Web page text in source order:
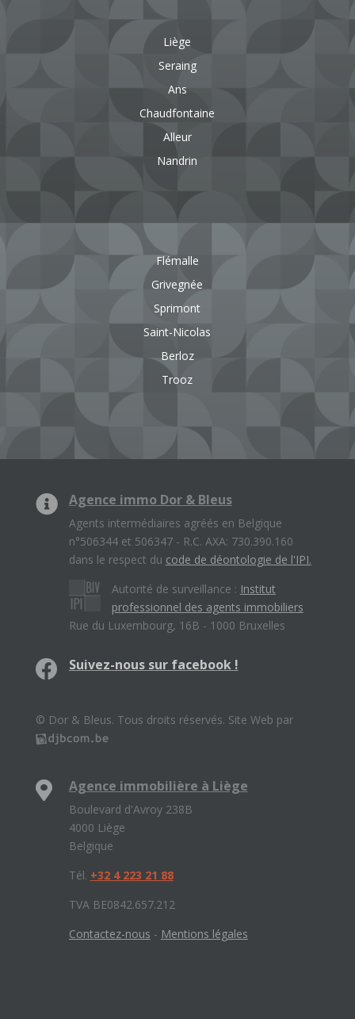
Liège
Seraing
Ans
Chaudfontaine
Alleur
Nandrin
Flémalle
Grivegnée
Sprimont
Saint-Nicolas
Berloz
Trooz
Agence immo Dor & Bleus
Agents intermédiaires agréés en Belgique
n°506344 et 506347 - R.C. AXA: 730.390.160
dans le respect du code de déontologie de l'IPI.
Autorité de surveillance : Institut
professionnel des agents immobiliers
Rue du Luxembourg, 16B - 1000 Bruxelles
Suivez-nous sur facebook !
© Dor & Bleus. Tous droits réservés. Site Web par
Agence immobilière à Liège
Boulevard d'Avroy 238B
4000 Liège
Belgique
Tél. +32 4 223 21 88
TVA BE0842.657.212
Contactez-nous - Mentions légales